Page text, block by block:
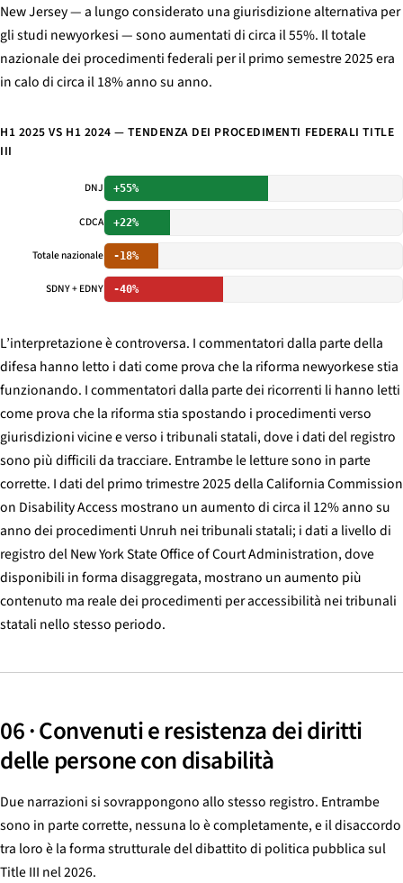
New Jersey — a lungo considerato una giurisdizione alternativa per
gli studi newyorkesi — sono aumentati di circa il 55%. Il totale
nazionale dei procedimenti federali per il primo semestre 2025 era
in calo di circa il 18% anno su anno.
H1 2025 VS H1 2024 — TENDENZA DEI PROCEDIMENTI FEDERALI TITLE
III
DNJ +55%
CDCA +22%
Totale nazionale -18%
SDNY + EDNY -40%
L’interpretazione è controversa. I commentatori dalla parte della
difesa hanno letto i dati come prova che la riforma newyorkese stia
funzionando. I commentatori dalla parte dei ricorrenti li hanno letti
come prova che la riforma stia spostando i procedimenti verso
giurisdizioni vicine e verso i tribunali statali, dove i dati del registro
sono più difficili da tracciare. Entrambe le letture sono in parte
corrette. I dati del primo trimestre 2025 della California Commission
on Disability Access mostrano un aumento di circa il 12% anno su
anno dei procedimenti Unruh nei tribunali statali; i dati a livello di
registro del New York State Office of Court Administration, dove
disponibili in forma disaggregata, mostrano un aumento più
contenuto ma reale dei procedimenti per accessibilità nei tribunali
statali nello stesso periodo.
06 · Convenuti e resistenza dei diritti
delle persone con disabilità
Due narrazioni si sovrappongono allo stesso registro. Entrambe
sono in parte corrette, nessuna lo è completamente, e il disaccordo
tra loro è la forma strutturale del dibattito di politica pubblica sul
Title III nel 2026.